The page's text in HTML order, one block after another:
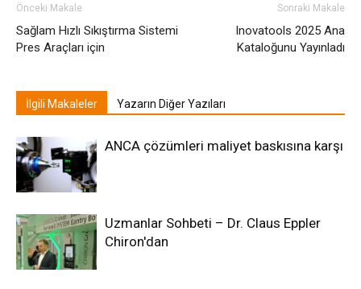
Önceki Makale
Sağlam Hızlı Sıkıştırma Sistemi
Pres Araçları için
Sonraki Makale
Inovatools 2025 Ana
Kataloğunu Yayınladı
İlgili Makaleler Yazarın Diğer Yazıları
ANCA çözümleri maliyet baskısına karşı
Uzmanlar Sohbeti – Dr. Claus Eppler
Chiron'dan